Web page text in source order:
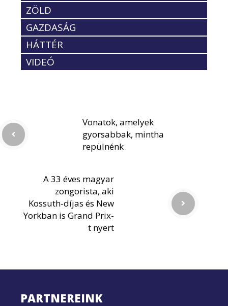
ZÖLD
GAZDASÁG
HÁTTÉR
VIDEÓ
Vonatok, amelyek
gyorsabbak, mintha
repülnénk
A 33 éves magyar
zongorista, aki
Kossuth-díjas és New
Yorkban is Grand Prix-
t nyert
PARTNEREINK